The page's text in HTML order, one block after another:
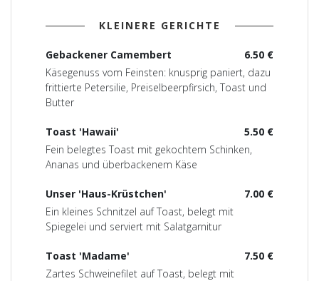
KLEINERE GERICHTE
6.50 €
Gebackener Camembert
Käsegenuss vom Feinsten: knusprig paniert, dazu
frittierte Petersilie, Preiselbeerpfirsich, Toast und
Butter
5.50 €
Toast 'Hawaii'
Fein belegtes Toast mit gekochtem Schinken,
Ananas und überbackenem Käse
7.00 €
Unser 'Haus-Krüstchen'
Ein kleines Schnitzel auf Toast, belegt mit
Spiegelei und serviert mit Salatgarnitur
7.50 €
Toast 'Madame'
Zartes Schweinefilet auf Toast, belegt mit